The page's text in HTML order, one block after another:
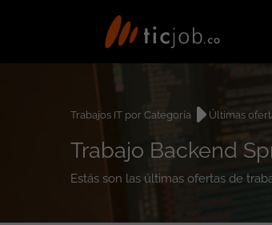
Trabajos IT por Categoría Últimas
Trabajo Backend
Estás son las últimas ofertas de